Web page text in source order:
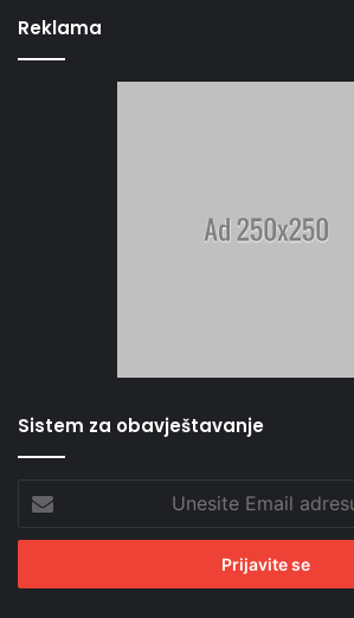
Reklama
Sistem za obavještavanje
Email
adresu